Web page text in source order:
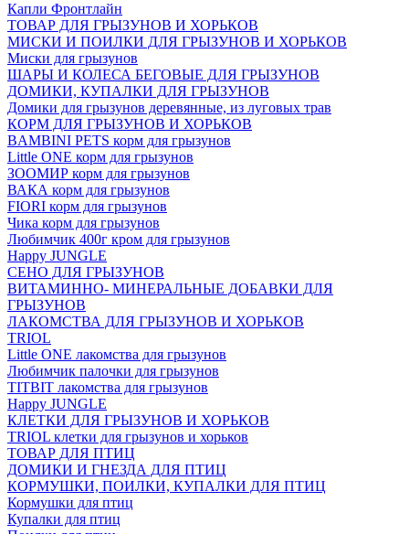
Капли Фронтлайн
ТОВАР ДЛЯ ГРЫЗУНОВ И ХОРЬКОВ
МИСКИ И ПОИЛКИ ДЛЯ ГРЫЗУНОВ И ХОРЬКОВ
Миски для грызунов
ШАРЫ И КОЛЕСА БЕГОВЫЕ ДЛЯ ГРЫЗУНОВ
ДОМИКИ, КУПАЛКИ ДЛЯ ГРЫЗУНОВ
Домики для грызунов деревянные, из луговых трав
КОРМ ДЛЯ ГРЫЗУНОВ И ХОРЬКОВ
BAMBINI PETS корм для грызунов
Little ONE корм для грызунов
ЗООМИР корм для грызунов
ВАКА корм для грызунов
FIORI корм для грызунов
Чика корм для грызунов
Любимчик 400г кром для грызунов
Happy JUNGLE
СЕНО ДЛЯ ГРЫЗУНОВ
ВИТАМИННО- МИНЕРАЛЬНЫЕ ДОБАВКИ ДЛЯ
ГРЫЗУНОВ
ЛАКОМСТВА ДЛЯ ГРЫЗУНОВ И ХОРЬКОВ
TRIOL
Little ONE лакомства для грызунов
Любимчик палочки для грызунов
TITBIT лакомства для грызунов
Happy JUNGLE
КЛЕТКИ ДЛЯ ГРЫЗУНОВ И ХОРЬКОВ
TRIOL клетки для грызунов и хорьков
ТОВАР ДЛЯ ПТИЦ
ДОМИКИ И ГНЕЗДА ДЛЯ ПТИЦ
КОРМУШКИ, ПОИЛКИ, КУПАЛКИ ДЛЯ ПТИЦ
Кормушки для птиц
Купалки для птиц